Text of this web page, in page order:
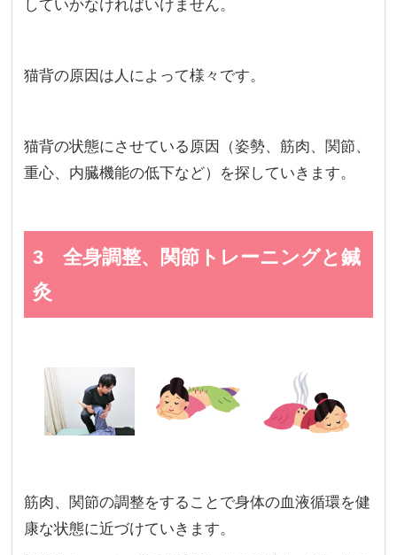
していかなければいけません。
猫背の原因は人によって様々です。
猫背の状態にさせている原因（姿勢、筋肉、関節、
重心、内臓機能の低下など）を探していきます。
3 全身調整、関節トレーニングと鍼
灸
筋肉、関節の調整をすることで身体の血液循環を健
康な状態に近づけていきます。